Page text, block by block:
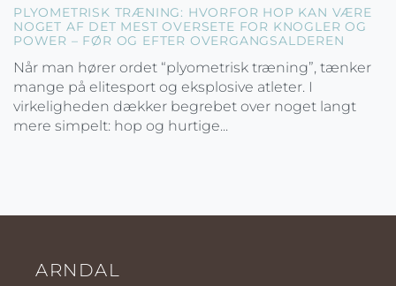
PLYOMETRISK TRÆNING: HVORFOR HOP KAN VÆRE
NOGET AF DET MEST OVERSETE FOR KNOGLER OG
POWER – FØR OG EFTER OVERGANGSALDEREN
Når man hører ordet “plyometrisk træning”, tænker
mange på elitesport og eksplosive atleter. I
virkeligheden dækker begrebet over noget langt
mere simpelt: hop og hurtige...
ARNDAL